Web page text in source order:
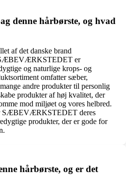
denne hårbørste, og hvad
af det danske brand
er
og naturlige krops- og
omfatter sæber,
andre produkter til personlig
produkter af høj kvalitet, der
mod miljøet og vores helbred.
SÆBEVÆRKSTEDET deres
produkter, der er gode for
hårbørste, og er det